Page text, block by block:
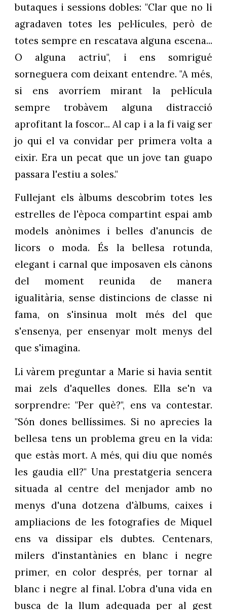
butaques i sessions dobles: "Clar que no li
agradaven totes les pel·lícules, però de
totes sempre en rescatava alguna escena...
O alguna actriu", i ens somrigué
sorneguera com deixant entendre. "A més,
si ens avorríem mirant la pel·lícula
sempre trobàvem alguna distracció
aprofitant la foscor... Al cap i a la fi vaig ser
jo qui el va convidar per primera volta a
eixir. Era un pecat que un jove tan guapo
passara l'estiu a soles."
Fullejant els àlbums descobrim totes les
estrelles de l'època compartint espai amb
models anònimes i belles d'anuncis de
licors o moda. És la bellesa rotunda,
elegant i carnal que imposaven els cànons
del moment reunida de manera
igualitària, sense distincions de classe ni
fama, on s'insinua molt més del que
s'ensenya, per ensenyar molt menys del
que s'imagina.
Li vàrem preguntar a Marie si havia sentit
mai zels d'aquelles dones. Ella se'n va
sorprendre: "Per què?", ens va contestar.
"Són dones bellíssimes. Si no aprecies la
bellesa tens un problema greu en la vida:
que estàs mort. A més, qui diu que només
les gaudia ell?" Una prestatgeria sencera
situada al centre del menjador amb no
menys d'una dotzena d'àlbums, caixes i
ampliacions de les fotografies de Miquel
ens va dissipar els dubtes. Centenars,
milers d'instantànies en blanc i negre
primer, en color després, per tornar al
blanc i negre al final. L'obra d'una vida en
busca de la llum adequada per al gest